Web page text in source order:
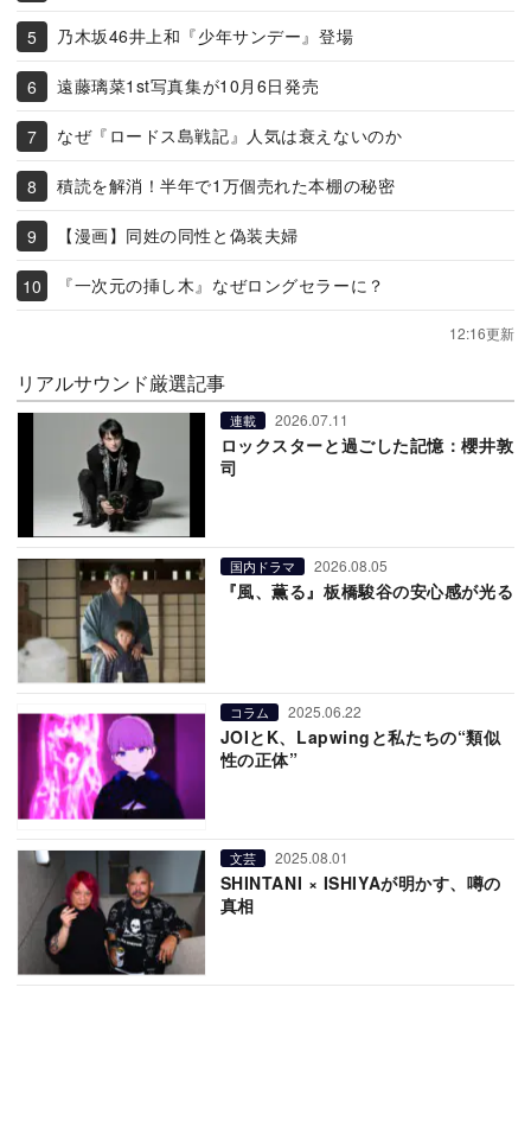
乃木坂46井上和『少年サンデー』登場
遠藤璃菜1st写真集が10月6日発売
なぜ『ロードス島戦記』人気は衰えないのか
積読を解消！半年で1万個売れた本棚の秘密
【漫画】同姓の同性と偽装夫婦
『一次元の挿し木』なぜロングセラーに？
12:16更新
リアルサウンド厳選記事
連載 2026.07.11
ロックスターと過ごした記憶：櫻井敦
司
国内ドラマ 2026.08.05
『風、薫る』板橋駿谷の安心感が光る
コラム 2025.06.22
JOIとK、Lapwingと私たちの“類似
性の正体”
文芸 2025.08.01
SHINTANI × ISHIYAが明かす、噂の
真相